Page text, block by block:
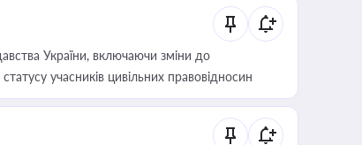
України, включаючи зміни до
учасників цивільних правовідносин